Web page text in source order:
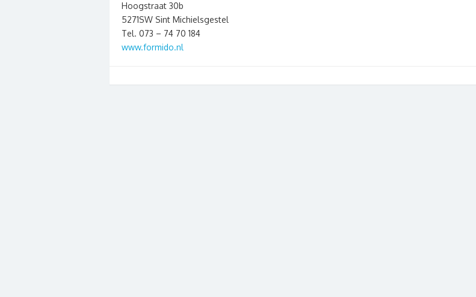
Hoogstraat 30b
5271SW Sint Michielsgestel
Tel. 073 – 74 70 184
www.formido.nl